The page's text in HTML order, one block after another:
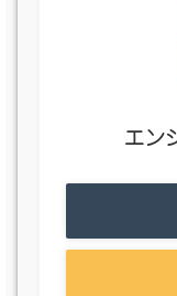
エン